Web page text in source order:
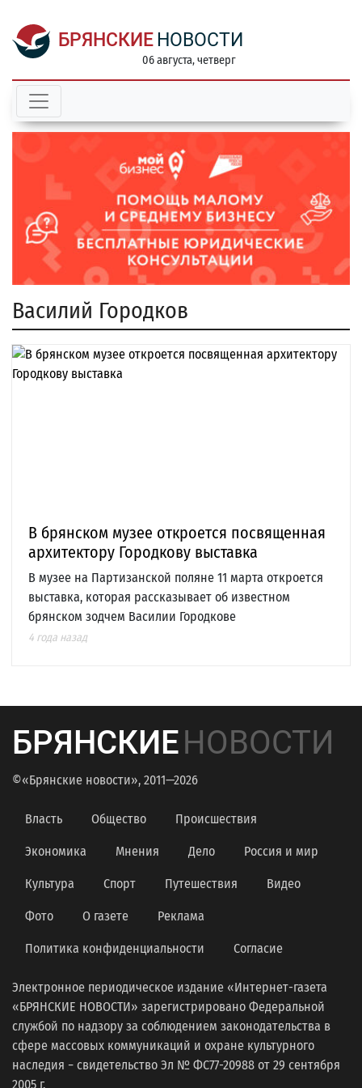
БРЯНСКИЕ НОВОСТИ
06 августа, четверг
Василий Городков
В брянском музее откроется посвященная
архитектору Городкову выставка
В музее на Партизанской поляне 11 марта откроется
выставка, которая рассказывает об известном
брянском зодчем Василии Городкове
4 года назад
БРЯНСКИЕНОВОСТИ
©«Брянские новости», 2011—2026
Власть Общество Происшествия
Экономика Мнения Дело Россия и мир
Культура Спорт Путешествия Видео
Фото О газете Реклама
Политика конфиденциальности Согласие
Электронное периодическое издание «Интернет-газета
«БРЯНСКИЕ НОВОСТИ» зарегистрировано Федеральной
службой по надзору за соблюдением законодательства в
сфере массовых коммуникаций и охране культурного
наследия − свидетельство Эл № ФС77-20988 от 29 сентября
2005 г.